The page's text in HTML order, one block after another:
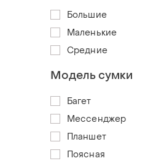
Большие
Маленькие
Средние
Модель сумки
Багет
Мессенджер
Планшет
Поясная